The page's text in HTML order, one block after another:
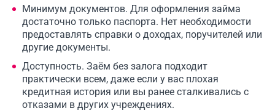
Минимум документов. Для оформления займа
достаточно только паспорта. Нет необходимости
предоставлять справки о доходах, поручителей или
другие документы.
Доступность. Заём без залога подходит
практически всем, даже если у вас плохая
кредитная история или вы ранее сталкивались с
отказами в других учреждениях.